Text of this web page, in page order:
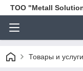
ТОО "Metall
Товары и услуги